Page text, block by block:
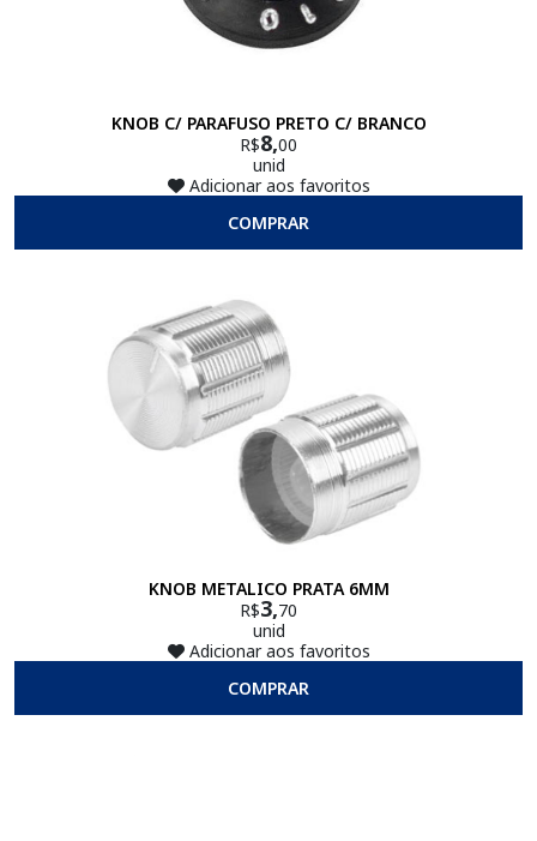
KNOB C/ PARAFUSO PRETO C/ BRANCO
R$8,00
unid
Adicionar aos favoritos
COMPRAR
KNOB METALICO PRATA 6MM
R$3,70
unid
Adicionar aos favoritos
COMPRAR